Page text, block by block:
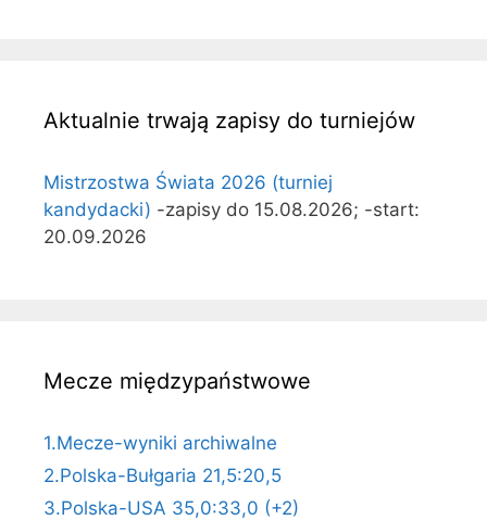
Aktualnie trwają zapisy do turniejów
Mistrzostwa Świata 2026 (turniej
kandydacki) -zapisy do 15.08.2026; -start:
20.09.2026
Mecze międzypaństwowe
1.Mecze-wyniki archiwalne
2.Polska-Bułgaria 21,5:20,5
3.Polska-USA 35,0:33,0 (+2)